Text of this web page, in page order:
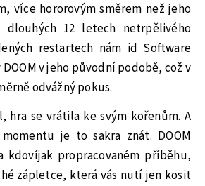
více hororovým směrem než jeho
dlouhých 12 letech netrpělivého
restartech nám id Software
v jeho původní podobě, což v
odvážný pokus.
hra se vrátila ke svým kořenům. A
je to sakra znát. DOOM
propracovaném příběhu,
zápletce, která vás nutí jen kosit